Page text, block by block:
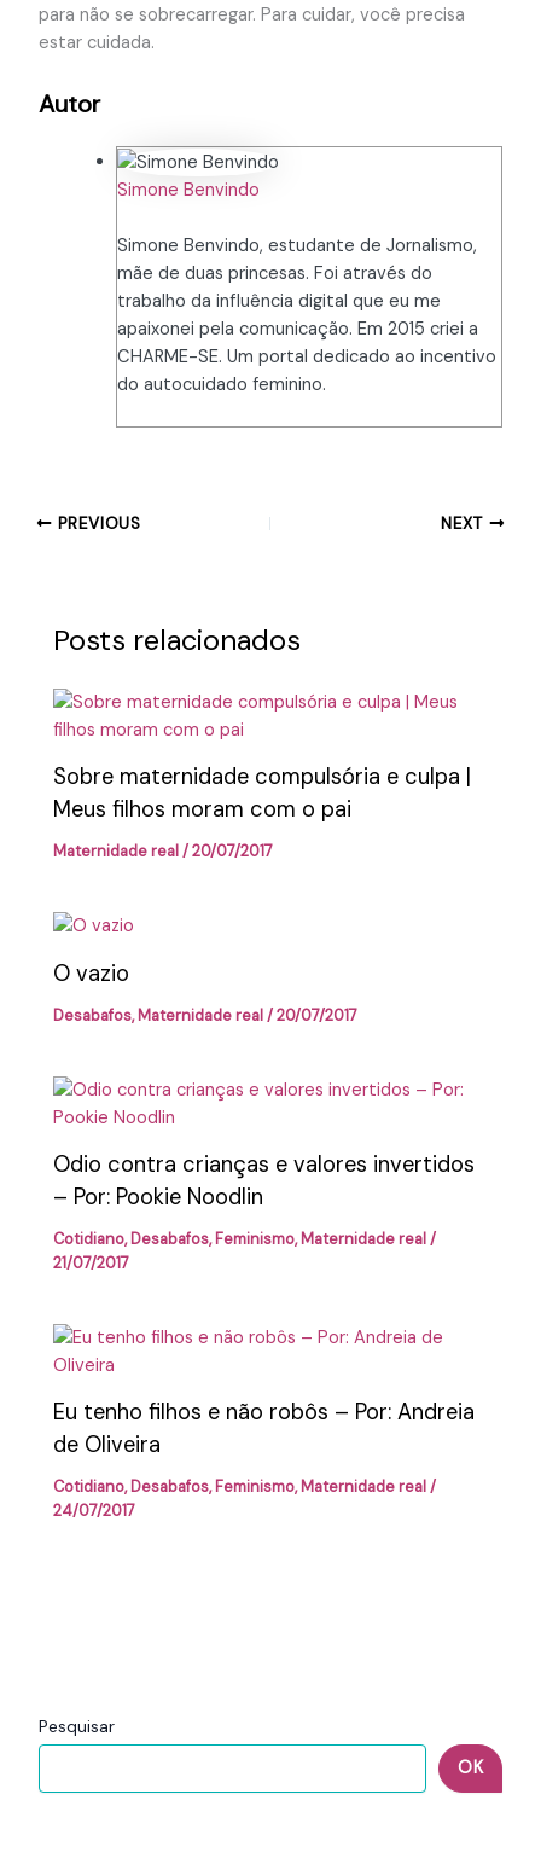
Pesquisar
OK
para não se sobrecarregar. Para cuidar, você precisa
estar cuidada.
Autor
Simone Benvindo
Simone Benvindo, estudante de Jornalismo,
mãe de duas princesas. Foi através do
trabalho da influência digital que eu me
apaixonei pela comunicação. Em 2015 criei a
CHARME-SE. Um portal dedicado ao incentivo
do autocuidado feminino.
PREVIOUS NEXT
Posts relacionados
Sobre maternidade compulsória e culpa |
Meus filhos moram com o pai
Maternidade real/20/07/2017
O vazio
Desabafos,Maternidade real/20/07/2017
Odio contra crianças e valores invertidos
– Por: Pookie Noodlin
Cotidiano,Desabafos,Feminismo,Maternidade real/
21/07/2017
Eu tenho filhos e não robôs – Por: Andreia
de Oliveira
Cotidiano,Desabafos,Feminismo,Maternidade real/
24/07/2017